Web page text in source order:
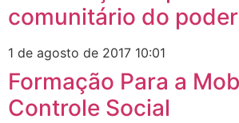
comunitário do
1 de agosto de 2017 10:01
Formação Para a
Controle Social